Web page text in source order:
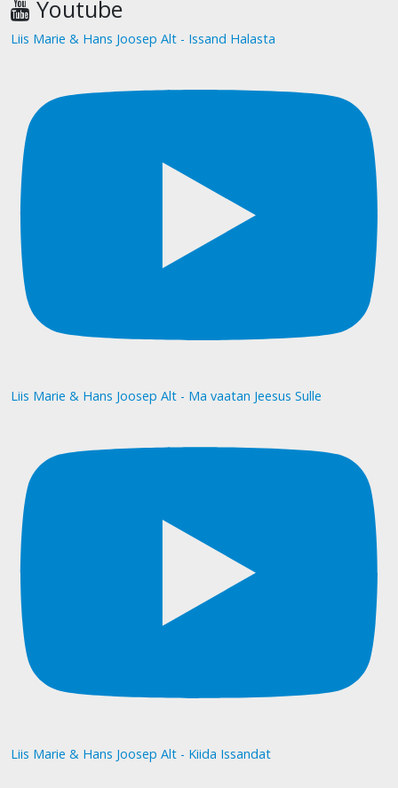
Youtube
Liis Marie & Hans Joosep Alt - Issand Halasta
Liis Marie & Hans Joosep Alt - Ma vaatan Jeesus Sulle
Liis Marie & Hans Joosep Alt - Kiida Issandat